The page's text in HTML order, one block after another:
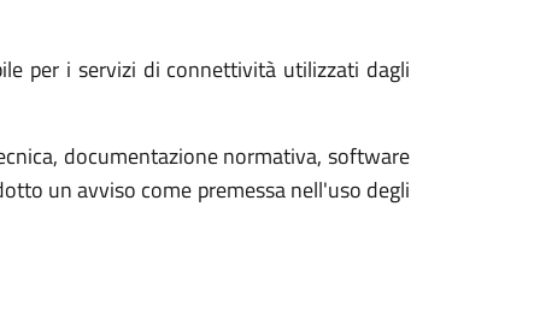
per i servizi di connettività utilizzati dagli
documentazione normativa, software
un avviso come premessa nell'uso degli